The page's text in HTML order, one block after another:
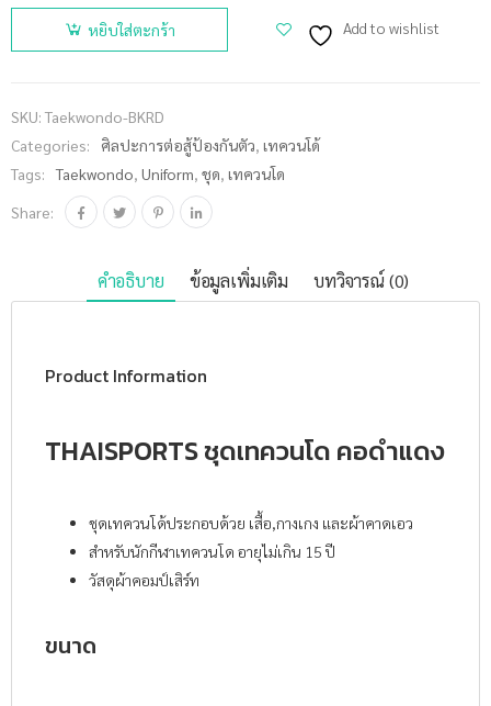
THAISPORTS
ชุดเทควน
หยิบใส่ตะกร้า Add to wishlist
SKU: Taekwondo-BKRD
Categories:
ศิลปะการต่อสู้ป้องกันตัว, เทควนโด้
Tags:
Taekwondo, Uniform, ชุด, เทควนโด
Share:
คำอธิบาย ข้อมูลเพิ่มเติม บทวิจารณ์ (0)
Product Information
THAISPORTS ชุดเทควนโด คอดำแดง
ชุดเทควนโด้ประกอบด้วย เสื้อ,กางเกง และผ้าคาดเอว
สำหรับนักกีฬาเทควนโด อายุไม่เกิน 15 ปี
วัสดุผ้าคอมป์เสิร์ท
ขนาด